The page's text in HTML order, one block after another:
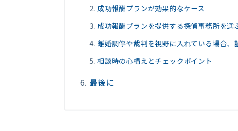
成功報酬プランが効果的なケース
成功報酬プランを提供する探偵事務所を選
離婚調停や裁判を視野に入れている場合、
相談時の心構えとチェックポイント
最後に